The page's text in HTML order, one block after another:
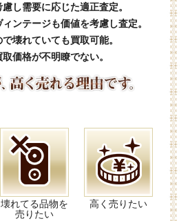
し需要に応じた適正査定。
ンテージも価値を考慮し査定。
壊れていても買取可能。
価格が不明瞭でない。
壊れてる品物を
売りたい
高く売りたい